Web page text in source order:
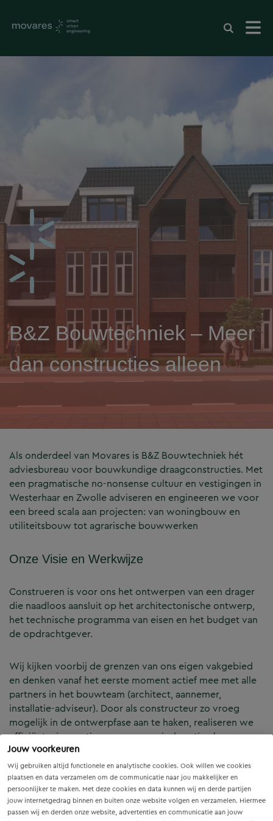
Jouw voorkeuren
Wij gebruiken altijd functionele en analytische cookies. Ook willen we cookies
plaatsen en data verzamelen om de communicatie naar jou makkelijker en
persoonlijker te maken. Met deze cookies en data kunnen wij en derde partijen
jouw internetgedrag binnen en buiten onze website volgen en verzamelen. Hiermee
passen wij en derden onze website, advertenties en communicatie aan jouw
B&Z Bouwtechniek – Meer
dan constructies alleen
Als onderdeel van Movares is B&Z Bouwtechniek hét
adviesbureau voor bouwkundige draagconstructies. Met
een pragmatische no-nonsense cultuur en vestigingen in
Westerhaar en Zwolle adviseren en engineeren we voor
een breed scala aan projecten: van woningbouw en
utiliteitsbouw tot agrarische bouwwerken
Onze Visie en Werkwijze
Construeren is voor ons het ontwerpen van een drager
die naadloos aansluit op het architectonische ontwerp,
het technische programma van eisen en het budget van
de opdrachtgever.
Wij kijken voorbij de grenzen van ons eigen vakgebied
en denken vanaf het eerste moment actief mee met alle
partners in het bouwteam (architect, aannemer,
installatie-adviseur). Door als constructeur zo vroeg
mogelijk in de ontwerpfase aan te haken, realiseren we
efficiënte, innovatieve en economisch optimale
constructies — voor zowel nieuwbouw als renovatie.
Onze Expertises en Activiteiten
B&Z Bouwtechniek verzorgt het volledige constructieve